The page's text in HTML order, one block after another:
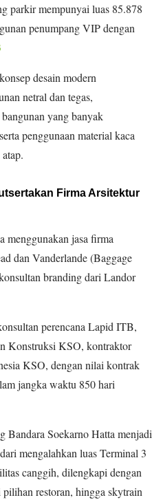
parkir mempunyai luas 85.878
penumpang VIP dengan
desain modern
netral dan tegas,
yang banyak
penggunaan material kaca
Firma Arsitektur
menggunakan jasa firma
dan Vanderlande (Baggage
branding dari Landor
perencana Lapid ITB,
Konstruksi KSO, kontraktor
KSO, dengan nilai kontrak
jangka waktu 850 hari
Bandara Soekarno Hatta menjadi
mengalahkan luas Terminal 3
canggih, dilengkapi dengan
restoran, hingga skytrain